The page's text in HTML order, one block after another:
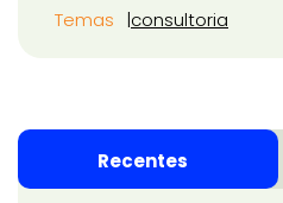
Temas consultoria
Recentes